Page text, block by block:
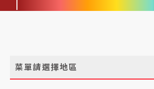
菜單請選擇地區